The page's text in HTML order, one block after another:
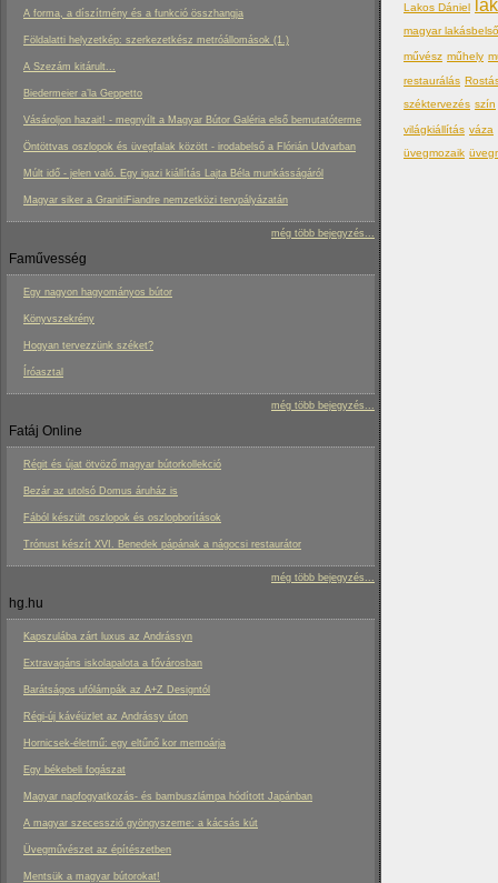
A forma, a díszítmény és a funkció összhangja
Földalatti helyzetkép: szerkezetkész metróállomások (1.)
A Szezám kitárult...
Biedermeier a’la Geppetto
Vásároljon hazait! - megnyílt a Magyar Bútor Galéria első bemutatóterme
Öntöttvas oszlopok és üvegfalak között - irodabelső a Flórián Udvarban
Múlt idő - jelen való. Egy igazi kiállítás Lajta Béla munkásságáról
Magyar siker a GranitiFiandre nemzetközi tervpályázatán
még több bejegyzés...
Faművesség
Egy nagyon hagyományos bútor
Könyvszekrény
Hogyan tervezzünk széket?
Íróasztal
még több bejegyzés...
Fatáj Online
Régit és újat ötvöző magyar bútorkollekció
Bezár az utolsó Domus áruház is
Fából készült oszlopok és oszlopborítások
Trónust készít XVI. Benedek pápának a nágocsi restaurátor
még több bejegyzés...
hg.hu
Kapszulába zárt luxus az Andrássyn
Extravagáns iskolapalota a fővárosban
Barátságos ufólámpák az A+Z Designtól
Régi-új kávéüzlet az Andrássy úton
Hornicsek-életmű: egy eltűnő kor memoárja
Egy békebeli fogászat
Magyar napfogyatkozás- és bambuszlámpa hódított Japánban
A magyar szecesszió gyöngyszeme: a kácsás kút
Üvegművészet az építészetben
Mentsük a magyar bútorokat!
Lakos Dániel
magyar lakásbelső
művész műhely
restaurálás
széktervezés szín
világkiállítás váza
üvegmozaik